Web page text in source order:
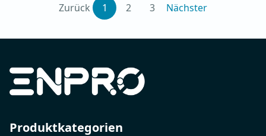
Zurück 1 2 3 Nächster
Produktkategorien